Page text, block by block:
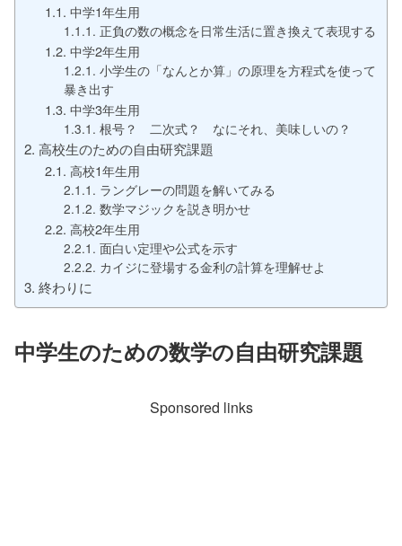
中学1年生用
正負の数の概念を日常生活に置き換えて表現する
中学2年生用
小学生の「なんとか算」の原理を方程式を使って
暴き出す
中学3年生用
根号？ 二次式？ なにそれ、美味しいの？
高校生のための自由研究課題
高校1年生用
ラングレーの問題を解いてみる
数学マジックを説き明かせ
高校2年生用
面白い定理や公式を示す
カイジに登場する金利の計算を理解せよ
終わりに
中学生のための数学の自由研究課題
Sponsored links